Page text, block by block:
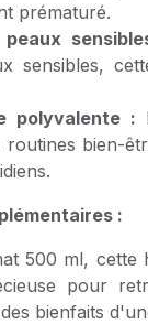
prématuré.
sensibles,
polyvalente :
routines bien-
:
500 ml, cette
pour
bienfaits